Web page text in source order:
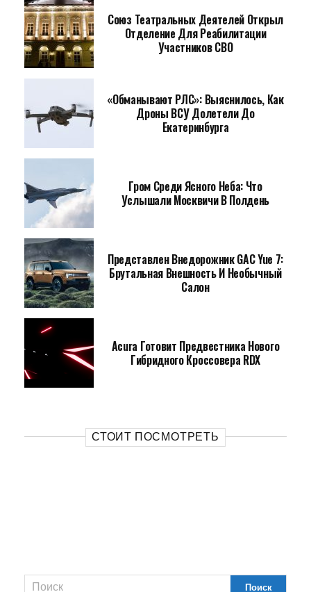
Союз Театральных Деятелей Открыл
Отделение Для Реабилитации
Участников СВО
«Обманывают РЛС»: Выяснилось, Как
Дроны ВСУ Долетели До
Екатеринбурга
Гром Среди Ясного Неба: Что
Услышали Москвичи В Полдень
Представлен Внедорожник GAC Yue 7:
Брутальная Внешность И Необычный
Салон
Acura Готовит Предвестника Нового
Гибридного Кроссовера RDX
СТОИТ ПОСМОТРЕТЬ